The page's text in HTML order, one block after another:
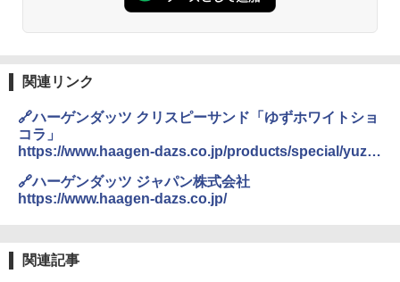
関連リンク
🔗ハーゲンダッツ クリスピーサンド「ゆずホワイトショ
コラ」
https://www.haagen-dazs.co.jp/products/special/yuzu-
🔗ハーゲンダッツ ジャパン株式会社
https://www.haagen-dazs.co.jp/
関連記事